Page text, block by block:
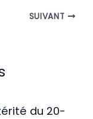
SUIVANT
du 20-